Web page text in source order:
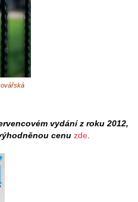
vydání z roku 2012,
cenu zde